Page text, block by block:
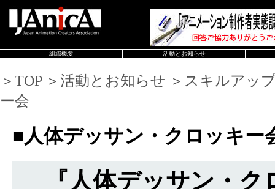
組織概要 活動とお知らせ
＞TOP ＞活動とお知らせ ＞スキルアッ
ー会
■人体デッサン・クロッキー
『人体デッサン・